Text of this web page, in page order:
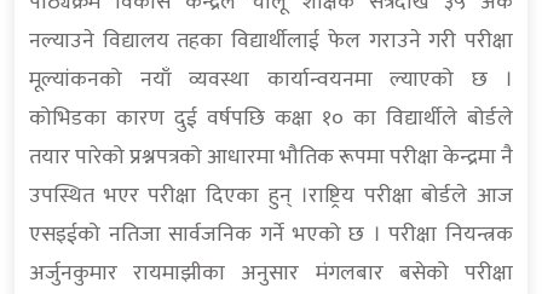
नल्याउने विद्यालय तहका विद्यार्थीलाई फेल गराउने गरी परीक्षा
मूल्यांकनको नयाँ व्यवस्था कार्यान्वयनमा ल्याएको छ ।
कोभिडका कारण दुई वर्षपछि कक्षा १० का विद्यार्थीले बोर्डले
तयार पारेको प्रश्नपत्रको आधारमा भौतिक रूपमा परीक्षा केन्द्रमा नै
उपस्थित भएर परीक्षा दिएका हुन् ।राष्ट्रिय परीक्षा बोर्डले आज
एसइईको नतिजा सार्वजनिक गर्ने भएको छ । परीक्षा नियन्त्रक
अर्जुनकुमार रायमाझीका अनुसार मंगलबार बसेको परीक्षा